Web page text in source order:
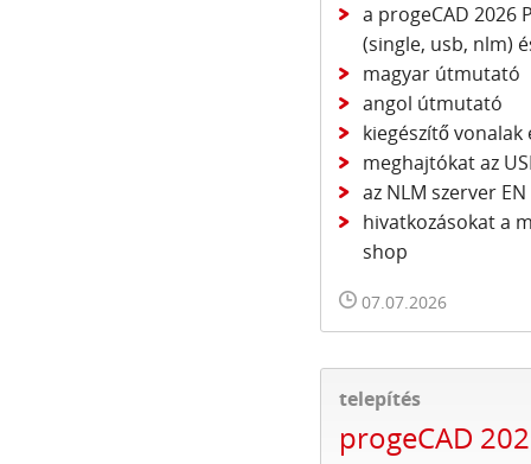
a progeCAD 2026
(single, usb, nlm)
magyar útmutató
angol útmutató
kiegészítő vonalak
meghajtókat az
az NLM szerver
hivatkozásokat a
shop
07.07.2026
telepítés
progeCAD